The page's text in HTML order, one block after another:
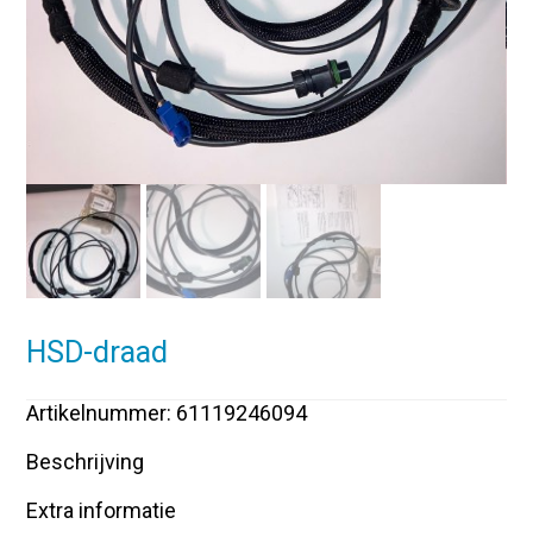
HSD-draad
Artikelnummer: 61119246094
Beschrijving
Extra informatie